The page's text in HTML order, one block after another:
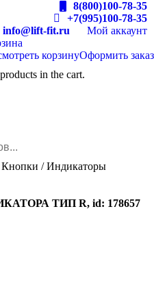
8(800)100-78-35
+7(995)100-78-35
info@lift-fit.ru
Мой аккаунт
корзинуОформить заказ
in the cart.
Кнопки / Индикаторы
ТИП R, id: 178657